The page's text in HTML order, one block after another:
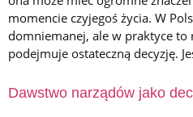
momencie czyjegoś życia. W
domniemanej, ale w praktyce to
podejmuje ostateczną decyzję.
Dawstwo narządów jako